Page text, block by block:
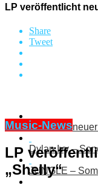
LP veröffentlicht
Share
Tweet
LEILA mit
Dylan Ivy –
JUNGLE –
Music-News
LP
„Shelly“